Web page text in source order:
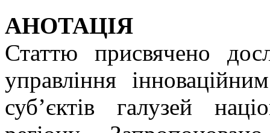
АНОТАЦІЯ
Статтю присвячено
управління
суб’єктів галузей